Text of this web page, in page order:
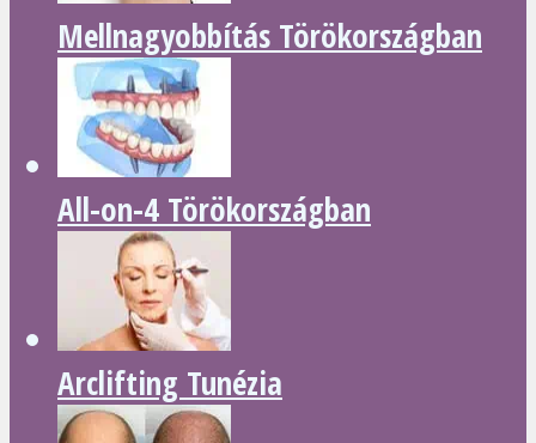
Mellnagyobbítás Törökországban
All-on-4 Törökországban
Arclifting Tunézia